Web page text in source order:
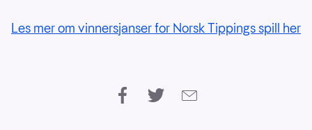
Les mer om vinnersjanser for Norsk Tippings spill her